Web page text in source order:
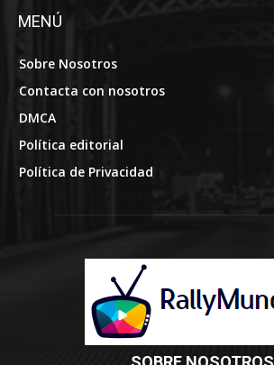
MENÚ
Sobre Nosotros
Contacta con nosotros
DMCA
Política editorial
Política de Privacidad